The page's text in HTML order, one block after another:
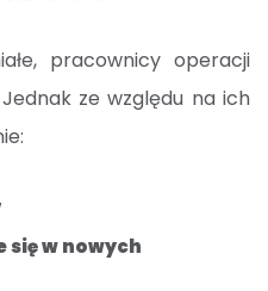
pracownicy operacji
ze względu na ich
w nowych